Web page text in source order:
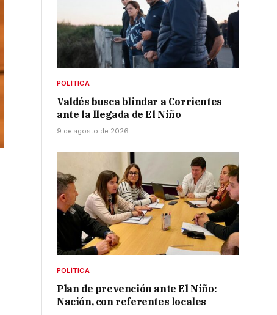
POLÍTICA
Valdés busca blindar a Corrientes
ante la llegada de El Niño
9 de agosto de 2026
POLÍTICA
Plan de prevención ante El Niño:
Nación, con referentes locales